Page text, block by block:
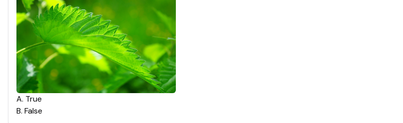
A. True
B. False